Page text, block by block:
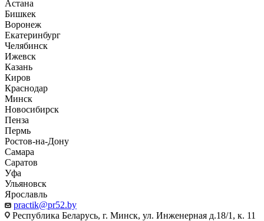
Астана
Бишкек
Воронеж
Екатеринбург
Челябинск
Ижевск
Казань
Киров
Краснодар
Минск
Новосибирск
Пенза
Пермь
Ростов-на-Дону
Самара
Саратов
Уфа
Ульяновск
Ярославль
practik@pr52.by
Республика Беларусь, г. Минск, ул. Инженерная д.18/1, к. 11